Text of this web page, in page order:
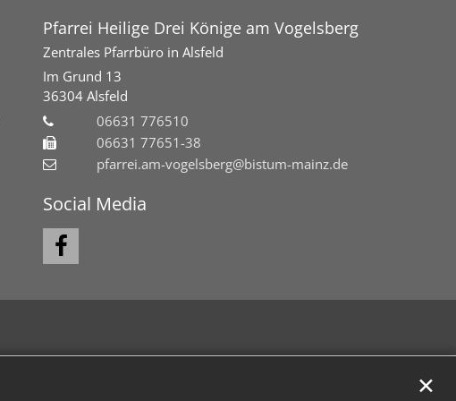
✕
Pfarrei Heilige Drei Könige am Vogelsberg
Zentrales Pfarrbüro in Alsfeld
Im Grund 13
36304 Alsfeld
06631 776510
06631 77651-38
pfarrei.am-vogelsberg@bistum-mainz.de
Social Media